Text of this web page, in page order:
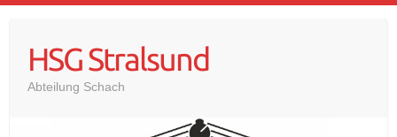
contentHSG Stralsund
Abteilung Schach